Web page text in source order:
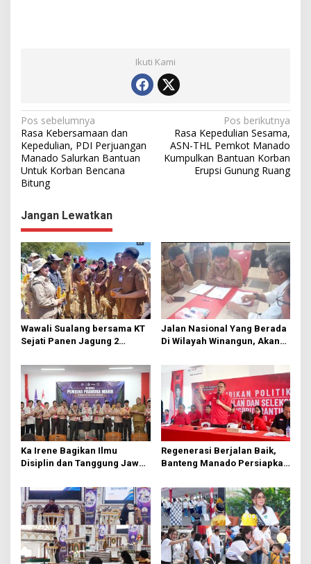
Ikuti Kami
N
a
v
i
a
s
i
p
o
s
Pos sebelumnya
Rasa Kebersamaan dan
Kepedulian, PDI Perjuangan
Manado Salurkan Bantuan
Untuk Korban Bencana
Bitung
Pos berikutnya
Rasa Kepedulian Sesama,
ASN-THL Pemkot Manado
Kumpulkan Bantuan Korban
Erupsi Gunung Ruang
Jangan Lewatkan
Wawali Sualang bersama KT
Sejati Panen Jagung 2
Jalan Nasional Yang Berada
Di Wilayah Winangun, Akan
Ka Irene Bagikan Ilmu
Disiplin dan Tanggung Jawab
Manado
Regenerasi Berjalan Baik,
Banteng Manado Persiapkan
Rumput